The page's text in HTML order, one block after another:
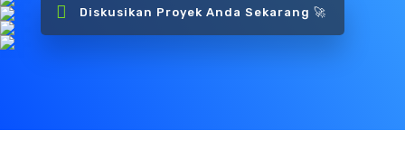
Diskusikan Proyek Anda Sekarang 🚀